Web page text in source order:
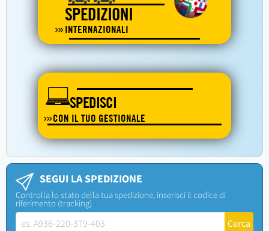
SPEDIZIONI
INTERNAZIONALI
SPEDISCI
CON IL TUO GESTIONALE
SEGUI LA SPEDIZIONE
Controlla lo stato della tua spedizione, inserisci il codice di
riferimento (tracking)